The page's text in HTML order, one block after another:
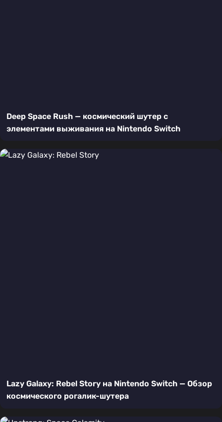
Deep Space Rush — космический шутер с
элементами выживания на Nintendo Switch
Lazy Galaxy: Rebel Story на Nintendo Switch — Обзор
космического рогалик-шутера